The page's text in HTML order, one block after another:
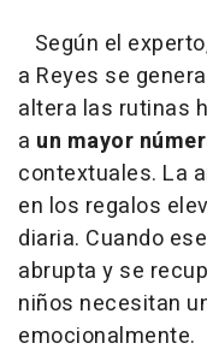
Según el
a Reyes se
altera las rutinas
a un mayor
contextuales. La
en los regalos
diaria. Cuando
abrupta y se
niños necesitan
emocionalmente.